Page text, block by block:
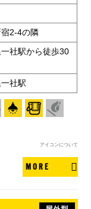
2-4の隣
社駅から徒歩30
社駅
アイコンについて
MORE